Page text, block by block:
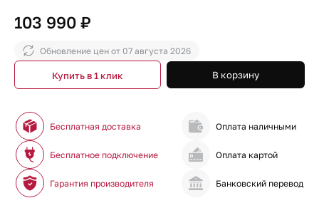
103 990 ₽
Обновление цен от 07 августа 2026
В корзину
Купить в 1 клик
Бесплатная доставка
Бесплатное подключение
Гарантия производителя
Оплата наличными
Оплата картой
Банковский перевод